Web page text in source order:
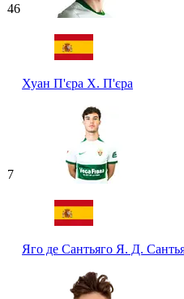
46
Хуан П'єра Х. П'єра
7
Яго де Сантьяго Я. Д.